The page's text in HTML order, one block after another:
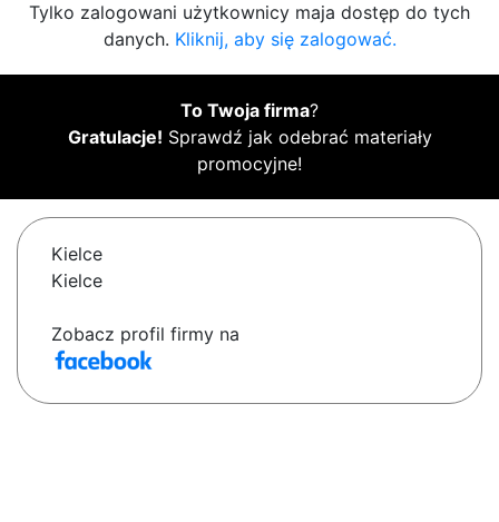
Tylko zalogowani użytkownicy maja dostęp do tych
danych. Kliknij, aby się zalogować.
To Twoja firma?
Gratulacje! Sprawdź jak odebrać materiały
promocyjne!
Kielce
Kielce
Zobacz profil firmy na